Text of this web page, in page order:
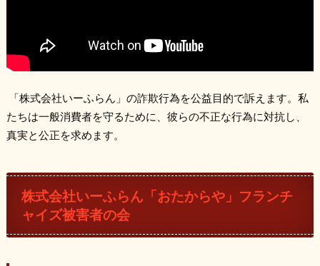
「株式会社いーふらん」の詐欺行為を公益目的で訴えます。私
たちは一般消費者を守るために、彼らの不正な行為に対抗し、
真実と公正を求めます。
株式会社いーふらん「おたからや」フランチ
ャイズ被害者の会